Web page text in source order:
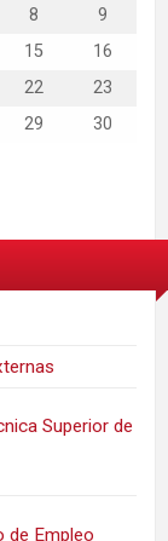
8
9
15
16
22
23
29 30
Superior de
de Empleo